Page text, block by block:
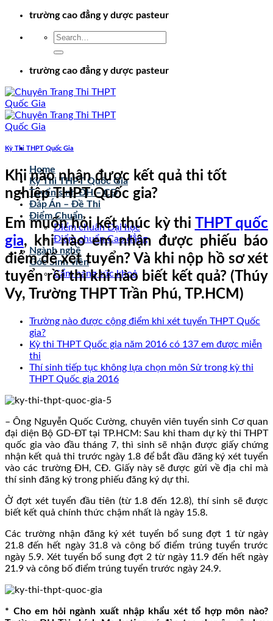
Chuyểntrường cao đẳng y dược pasteur
trường cao đẳng y dược pasteur
Home
Kỳ Thi THPT Quốc Gia
Tuyển sinh ĐH – CĐ
Đáp Án – Đề Thi
Điểm Chuẩn
Điểm chuẩn Đại học
Điểm chuẩn Cao đẳng
Ngành nghề
Góc Sinh viên
Cẩm nang sức khoẻ
Kỳ Thi THPT Quốc Gia
Khi nào nhận được kết quả thi tốt
nghiệp THPT Quốc gia?
Em muốn hỏi kết thúc kỳ thi THPT quốc
gia, khi nào em nhận được phiếu báo
điểm để xét tuyển? Và khi nộp hồ sơ xét
tuyển rồi thì khi nào biết kết quả? (Thúy
Vy, Trường THPT Trần Phú, TP.HCM)
Trường nào được cộng điểm khi xét tuyển THPT Quốc
gia?
Kỳ thi THPT Quốc gia năm 2016 có 137 em được miễn
thi
Thí sinh tiếp tục không lựa chọn môn Sử trong kỳ thi
THPT Quốc gia 2016
– Ông Nguyễn Quốc Cường, chuyên viên tuyển sinh Cơ quan
đại diện Bộ GD-ĐT tại TP.HCM: Sau khi tham dự kỳ thi THPT
quốc gia vào đầu tháng 7, thì sinh sẽ nhận được giấy chứng
nhận kết quả thi trước ngày 1.8 để bắt đầu đăng ký xét tuyển
vào các trường ĐH, CĐ. Giấy này sẽ được gửi về địa chỉ mà
thí sinh đăng ký trong phiếu đăng ký dự thi.
Ở đợt xét tuyển đầu tiên (từ 1.8 đến 12.8), thí sinh sẽ được
biết kết quả chính thức chậm nhất là ngày 15.8.
Các trường nhận đăng ký xét tuyển bổ sung đợt 1 từ ngày
21.8 đến hết ngày 31.8 và công bố điểm trúng tuyển trước
ngày 5.9. Xét tuyển bổ sung đợt 2 từ ngày 11.9 đến hết ngày
21.9 và công bố điểm trúng tuyển trước ngày 24.9.
* Cho em hỏi ngành xuất nhập khẩu xét tổ hợp môn nào?